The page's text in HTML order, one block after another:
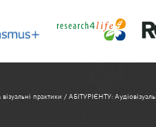
практики / АБІТУРІЄНТУ: